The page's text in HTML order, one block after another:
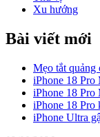
Xu hướng
Bài viết mới
Mẹo tắt quảng
iPhone 18
iPhone 18 Pro
iPhone 18 Pro
iPhone Ultra